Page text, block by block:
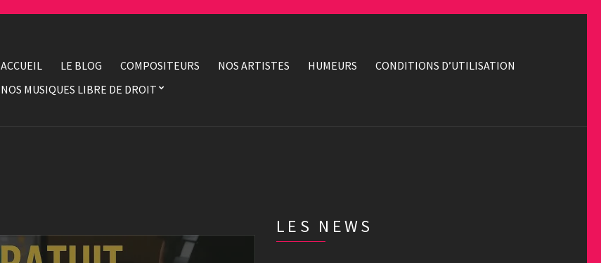
ACCUEIL LE BLOG COMPOSITEURS NOS ARTISTES HUMEURS
CONDITIONS D’UTILISATION
NOS MUSIQUES LIBRE DE DROIT
LES NEWS